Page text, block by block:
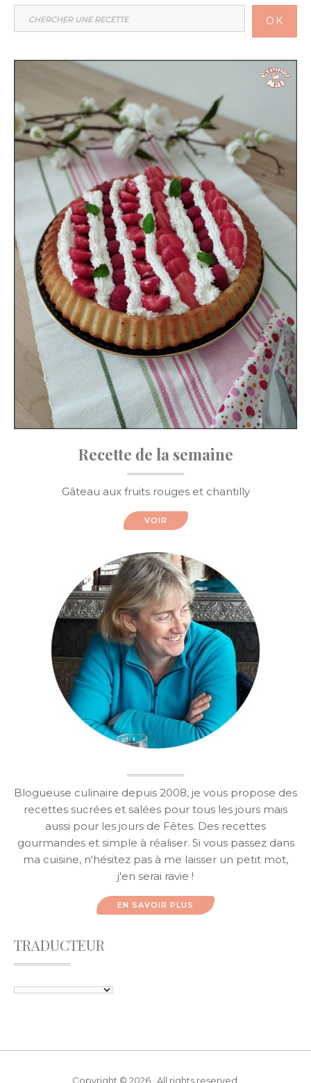
OK
Recette de la semaine
Gâteau aux fruits rouges et chantilly
VOIR
Blogueuse culinaire depuis 2008, je vous propose des
recettes sucrées et salées pour tous les jours mais
aussi pour les jours de Fêtes. Des recettes
gourmandes et simple à réaliser. Si vous passez dans
ma cuisine, n'hésitez pas à me laisser un petit mot,
j'en serai ravie !
EN SAVOIR PLUS
TRADUCTEUR
Copyright © 2026 . All rights reserved.